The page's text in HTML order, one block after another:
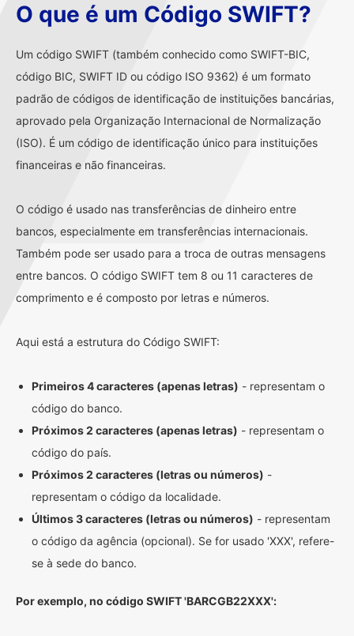
O que é um Código SWIFT?
Um código SWIFT (também conhecido como SWIFT-BIC,
código BIC, SWIFT ID ou código ISO 9362) é um formato
padrão de códigos de identificação de instituições bancárias,
aprovado pela Organização Internacional de Normalização
(ISO). É um código de identificação único para instituições
financeiras e não financeiras.
O código é usado nas transferências de dinheiro entre
bancos, especialmente em transferências internacionais.
Também pode ser usado para a troca de outras mensagens
entre bancos. O código SWIFT tem 8 ou 11 caracteres de
comprimento e é composto por letras e números.
Aqui está a estrutura do Código SWIFT:
Primeiros 4 caracteres (apenas letras) - representam o
código do banco.
Próximos 2 caracteres (apenas letras) - representam o
código do país.
Próximos 2 caracteres (letras ou números) -
representam o código da localidade.
Últimos 3 caracteres (letras ou números) - representam
o código da agência (opcional). Se for usado 'XXX', refere-
se à sede do banco.
Por exemplo, no código SWIFT 'BARCGB22XXX':